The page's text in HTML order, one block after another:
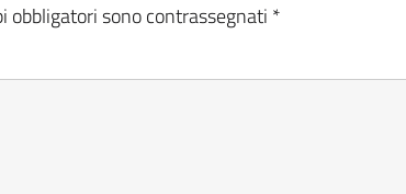
obbligatori sono contrassegnati *